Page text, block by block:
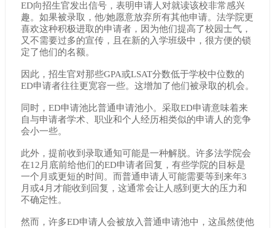
ED向招生官发出信号，表明申请人对就读该校非常感兴
趣。如果被录取，他/她愿意放弃所有其他申请。法学院更
喜欢这种积极进取的申请者，因为他们提高了校园士气，
又不需要过多的宣传，且在新的入学班级中，很方便的锁
定了他们的名额。
因此，招生官对那些GPA或LSAT分数低于学校中位数的
ED申请者往往更宽容一些。这增加了他们被录取的机会。
同时，ED申请池比普通申请池小。采取ED申请意味着来
自与申请者学术、职业和个人经历相类似的申请人的竞争
会小一些。
此外，提前收到录取通知可能是一种解脱。许多法学院会
在12月底前给他们的ED申请者回复，有些学院的目标是
一个月或更短的时间。而普通申请人可能需要等到来年3
月或4月才能收到回复，这通常会让人感到更大的压力和
不确定性。
然而，许多ED申请人会被放入普通申请池中，这虽然使他